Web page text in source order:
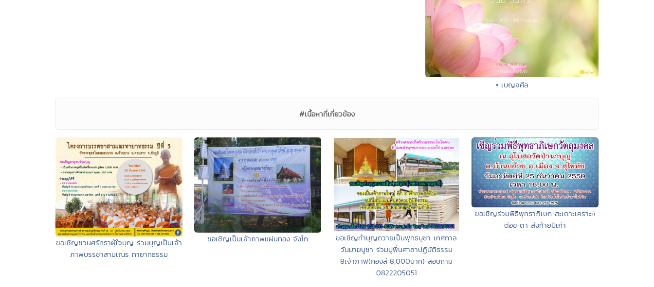
• เบญจศีล
#เนื้อหาที่เกี่ยวข้อง
ขอเชิญชวนศรัทธาผู้ใจบุญ ร่วมบุญเป็นเจ้า
ภาพบรรชาสามเณร ทายาทธรรม
ขอเชิญเป็นเจ้าภาพแผ่นทอง จังโก
ขอเชิญทำบุญถวายเป็นพุทธบูชา เทศกาล
วันมาฆบูชา ร่วมปูพื้นศาลาปฏิบัติธรรม
8เจ้าภาพ(กองล่ะ8,000บาท) สอบถาม
0822205051
ขอเชิญร่วมพิธีพุทธาภิเษก สะเดาะเคราะห์
ต่อชะตา ส่งท้ายปีเก่า